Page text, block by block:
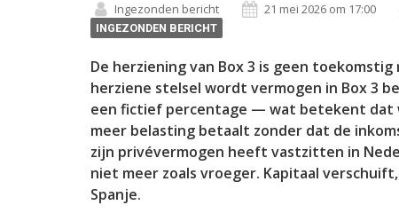
Ingezonden bericht 21 mei 2026 om 17:00
INGEZONDEN BERICHT
De herziening van Box 3 is geen
herziene stelsel wordt vermogen in Box 3
een fictief percentage — wat betekent dat
meer belasting betaalt zonder dat de
zijn privévermogen heeft vastzitten in
niet meer zoals vroeger. Kapitaal
Spanje.